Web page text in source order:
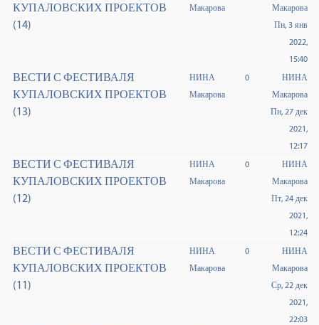
КУПАЛОВСКИХ ПРОЕКТОВ
(14)
Макарова
Макарова
Пн, 3 янв
2022,
15:40
ВЕСТИ С ФЕСТИВАЛЯ
КУПАЛОВСКИХ ПРОЕКТОВ
(13)
НИНА
Макарова
0
НИНА
Макарова
Пн, 27 дек
2021,
12:17
ВЕСТИ С ФЕСТИВАЛЯ
КУПАЛОВСКИХ ПРОЕКТОВ
(12)
НИНА
Макарова
0
НИНА
Макарова
Пт, 24 дек
2021,
12:24
ВЕСТИ С ФЕСТИВАЛЯ
КУПАЛОВСКИХ ПРОЕКТОВ
(11)
НИНА
Макарова
0
НИНА
Макарова
Ср, 22 дек
2021,
22:03